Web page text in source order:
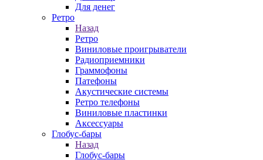
Для денег
Ретро
Назад
Ретро
Виниловые проигрыватели
Радиоприемники
Граммофоны
Патефоны
Акустические системы
Ретро телефоны
Виниловые пластинки
Аксессуары
Глобус-бары
Назад
Глобус-бары